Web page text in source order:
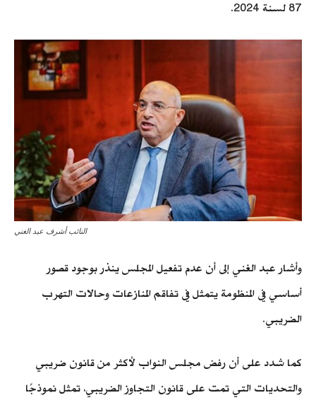
87 لسنة 2024.
النائب أشرف عبد الغني
وأشار عبد الغني إلى أن عدم تفعيل المجلس ينذر بوجود قصور
أساسي في المنظومة يتمثل في تفاقم المنازعات وحالات التهرب
الضريبي.
كما شدد على أن رفض مجلس النواب لأكثر من قانون ضريبي
والتحديات التي تمت على قانون التجاوز الضريبي، تمثل نموذجًا